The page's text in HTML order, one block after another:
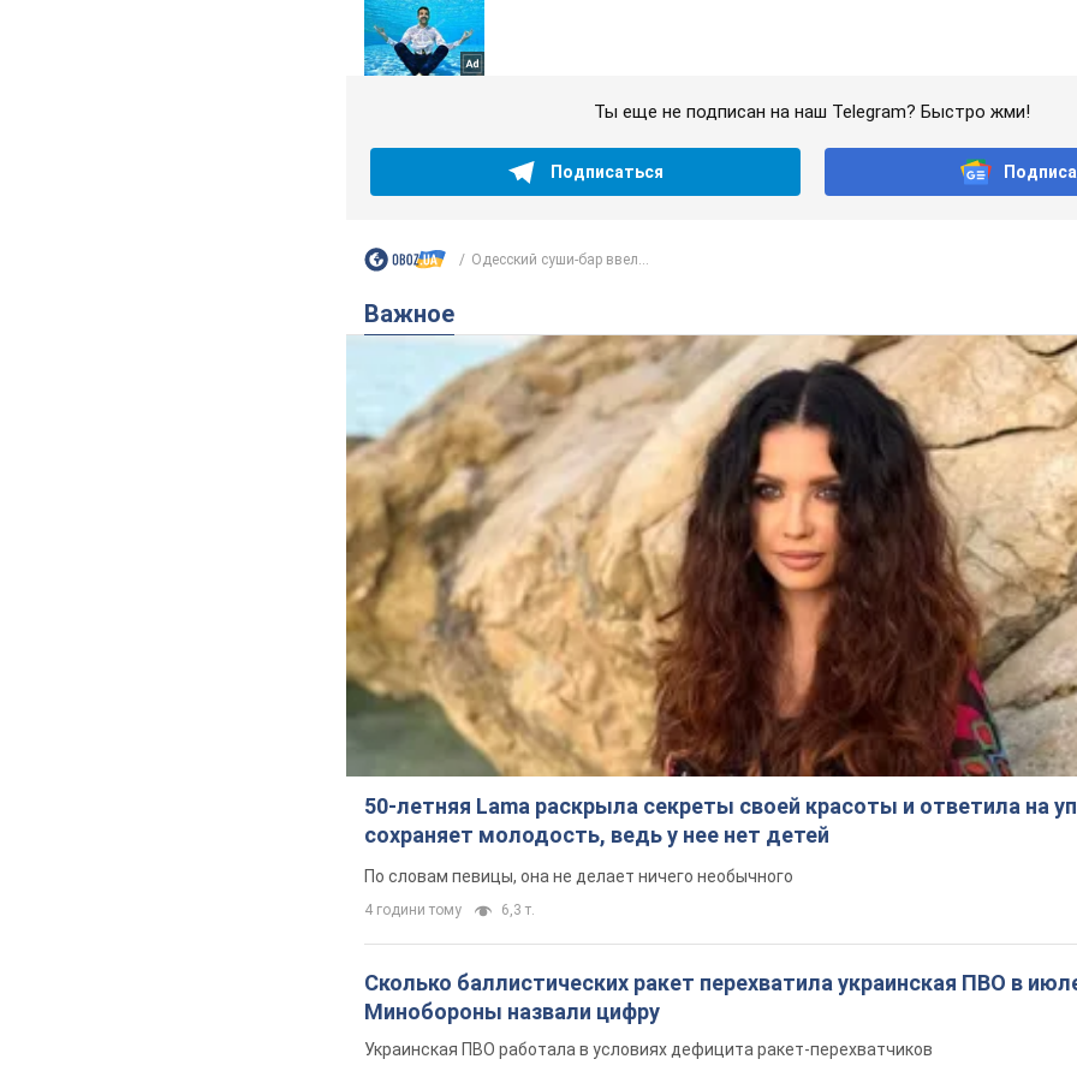
Ты еще не подписан на наш Telegram? Быстро жми!
Подписаться
Одесский суши-бар ввел...
Важное
50-летняя Lama раскрыла секреты своей красоты и ответила на
сохраняет молодость, ведь у нее нет детей
По словам певицы, она не делает ничего необычного
4 години тому 6,3 т.
Сколько баллистических ракет перехватила украинская ПВО в
Минобороны назвали цифру
Украинская ПВО работала в условиях дефицита ракет-перехватчиков